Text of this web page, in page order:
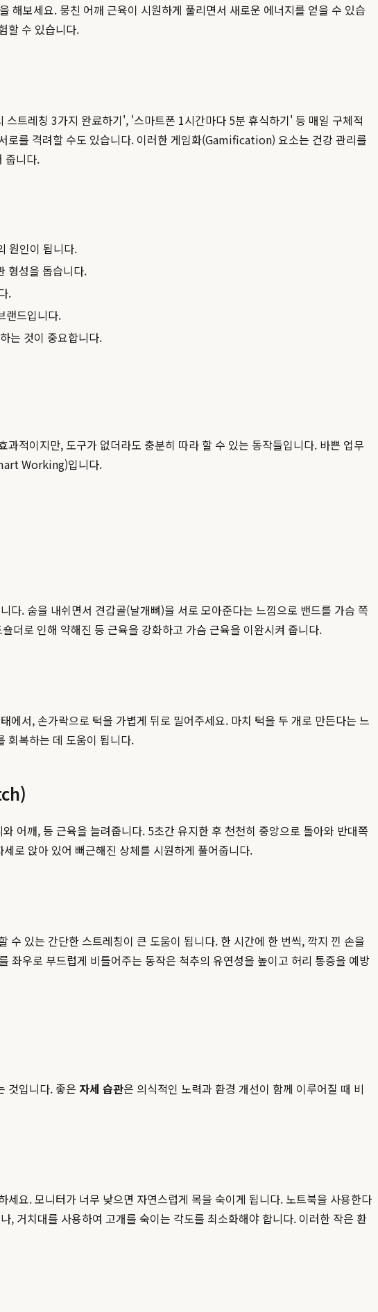
을 해보세요. 뭉친 어깨 근육이 시원하게 풀리면서 새로운 에너지를 얻을 수 있습
할 수 있습니다.
트레칭 3가지 완료하기', '스마트폰 1시간마다 5분 휴식하기' 등 매일 구체적
로를 격려할 수도 있습니다. 이러한 게임화(Gamification) 요소는 건강 관리를
줍니다.
원인이 됩니다.
형성을 돕습니다.
.
랜드입니다.
는 것이 중요합니다.
적이지만, 도구가 없더라도 충분히 따라 할 수 있는 동작들입니다. 바쁜 업무
Working)입니다.
. 숨을 내쉬면서 견갑골(날개뼈)을 서로 모아준다는 느낌으로 밴드를 가슴 쪽
더로 인해 약해진 등 근육을 강화하고 가슴 근육을 이완시켜 줍니다.
서, 손가락으로 턱을 가볍게 뒤로 밀어주세요. 마치 턱을 두 개로 만든다는 느
회복하는 데 도움이 됩니다.
어깨, 등 근육을 늘려줍니다. 5초간 유지한 후 천천히 중앙으로 돌아와 반대쪽
로 앉아 있어 뻐근해진 상체를 시원하게 풀어줍니다.
있는 간단한 스트레칭이 큰 도움이 됩니다. 한 시간에 한 번씩, 깍지 낀 손을
좌우로 부드럽게 비틀어주는 동작은 척추의 유연성을 높이고 허리 통증을 예방
것입니다. 좋은 자세 습관은 의식적인 노력과 환경 개선이 함께 이루어질 때 비
요. 모니터가 너무 낮으면 자연스럽게 목을 숙이게 됩니다. 노트북을 사용한다
거치대를 사용하여 고개를 숙이는 각도를 최소화해야 합니다. 이러한 작은 환